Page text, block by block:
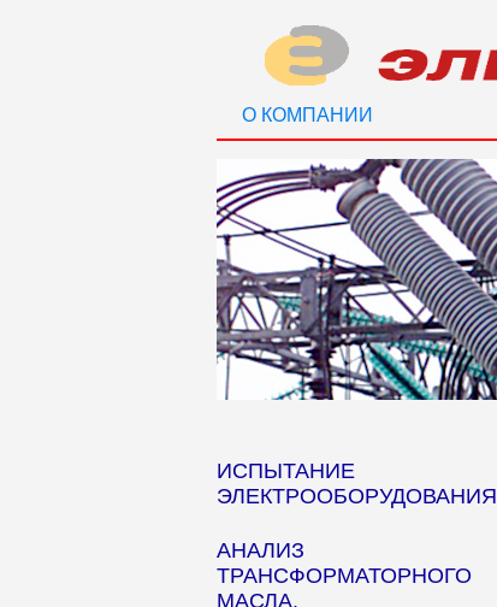
О КОМПАНИИ
ИСПЫТАНИЕ
ЭЛЕКТРООБОРУДОВАНИЯ
АНАЛИЗ
ТРАНСФОРМАТОРНОГО
МАСЛА.